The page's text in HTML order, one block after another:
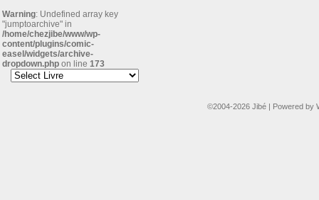
Warning: Undefined array key
"jumptoarchive" in
/home/chezjibe/www/wp-
content/plugins/comic-
easel/widgets/archive-
dropdown.php on line 173
©2004-2026 Jibé | Powered by